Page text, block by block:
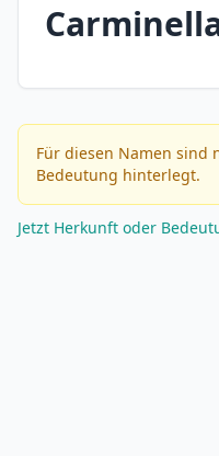
Für diesen Namen sind
Bedeutung hinterlegt.
Jetzt Herkunft oder